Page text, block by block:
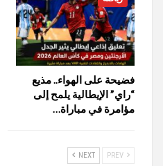
فضيحة على الهواء.. مذيع
“راي” الإيطالية يلمح إلى
مؤامرة في مباراة…
NEXT